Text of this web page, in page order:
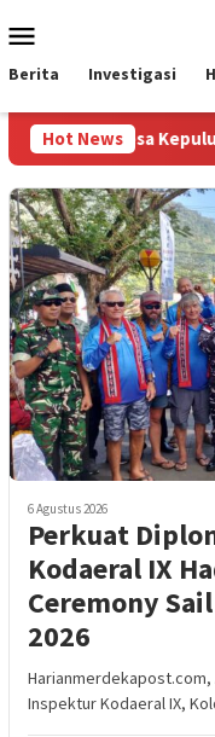
ke
kontenMobile
Berita Investigasi
Hot News
Kepulungan Per
6 Agustus 2026
Perkuat
Kodaeral IX
Ceremony
2026
Harianmerdekapost.com,
Inspektur Kodaeral IX,